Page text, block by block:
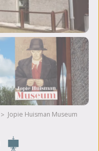
Jopie Huisman Museum